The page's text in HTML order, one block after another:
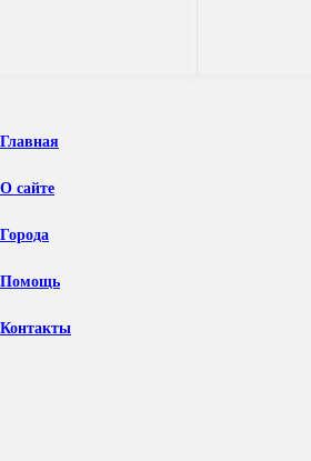
Исследовать
Главная
О сайте
Города
Помощь
Контакты